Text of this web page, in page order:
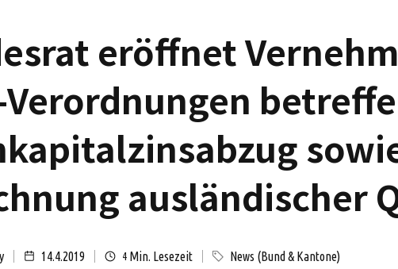
eröffnet
Verordnungen
ausländischer
14.4.2019 4 Min. Lesezeit News (Bund & Kantone)